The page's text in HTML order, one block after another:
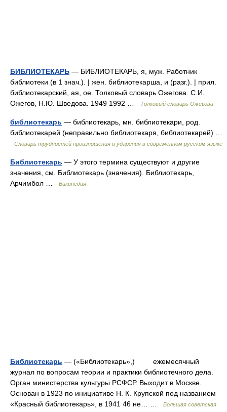
БИБЛИОТЕКАРЬ — БИБЛИОТЕКАРЬ, я, муж. Работник
библиотеки (в 1 знач.). | жен. библиотекарша, и (разг.). | прил.
библиотекарский, ая, ое. Толковый словарь Ожегова. С.И.
Ожегов, Н.Ю. Шведова. 1949 1992 …
Толковый словарь Ожегова
библиотекарь — библиотекарь, мн. библиотекари, род.
библиотекарей (неправильно библиотекаря, библиотекарей) …
Словарь трудностей произношения и ударения в современном русском языке
Библиотекарь — У этого термина существуют и другие
значения, см. Библиотекарь (значения). Библиотекарь,
Арчимбол …
Википедия
Библиотекарь — («Библиотекарь»,) ежемесячный
журнал по вопросам теории и практики библиотечного дела.
Орган министерства культуры РСФСР. Выходит в Москве.
Основан в 1923 по инициативе Н. К. Крупской под названием
«Красный библиотекарь», в 1941 46 не… …
Большая советская